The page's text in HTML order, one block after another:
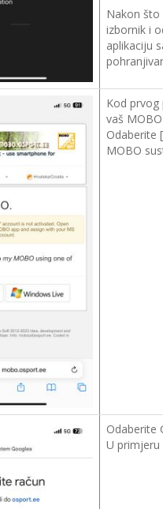
Nakon što
izbornik i
aplikaciju
Kod
vaš
Odaberite
MOBO
Odaberite
U primjeru